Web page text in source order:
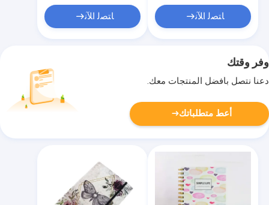
ﺎﺘﺼﻟ ﺍﻶﻧ ﺎﺘﺼﻟ ﺍﻶﻧ
وفر وقتك
دعنا نتصل بأفضل المنتجات معك.
أعط متطلباتك